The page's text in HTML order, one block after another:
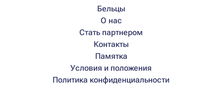
Бельцы
О нас
Стать партнером
Контакты
Памятка
Условия и положения
Политика конфиденциальности